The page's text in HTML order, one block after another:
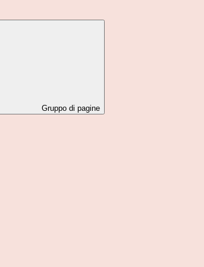
Gruppo di pagine